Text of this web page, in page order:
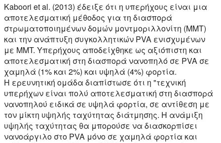
Kaboori et al. (2013) έδειξε ότι η υπερήχους είναι μια
αποτελεσματική μέθοδος για τη διασπορά
στρωματοποιημένων δομών μοντμοριλλονίτη (MMT)
και την ανάπτυξη συγκολλητικών PVA ενισχυμένων
με MMT. Υπερήχους αποδείχθηκε ως αξιόπιστη και
αποτελεσματική στη διασπορά νανοπηλό σε PVA σε
χαμηλά (1% και 2%) και υψηλά (4%) φορτία.
Η ερευνητική ομάδα διαπίστωσε ότι η "τεχνική
υπερήχων είναι πολύ αποτελεσματική στη διασπορά
νανοπηλού ειδικά σε υψηλά φορτία, σε αντίθεση με
τον μίκτη υψηλής ταχύτητας διάτμησης. Η ανάμιξη
υψηλής ταχύτητας θα μπορούσε να διασκορπίσει
νανοάργιλο στο PVA μόνο σε χαμηλά φορτία και